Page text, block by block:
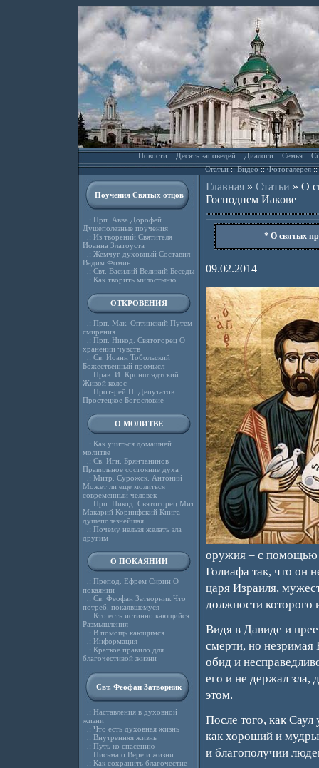
Новости::Десять заповедей::Диалоги::Семья::
Статьи::Видео ::Фотогалерея::
Поучения Святых отцов
.: Прп. Авва Дорофей
Душеполезные поучения
.: Из творений Святителя
Иоанна Златоуста
.: Жемчуг духовный Составил
Вадим Фомин
.: Свт. Василий Великий Беседы
.: Как творить милостыню
ОТКРОВЕНИЯ
.: Прп. Мак. Оптинский Путем
смирения
.: Прп. Никод. Святогорец О
хранении чувств
.: Св. Иоанн Тобольский
Божественный промысл
.: Прав. И. Кронштадтский
Живой колос
.: Прот-рей Н. Депутатов
Простецкое Богословие
О МОЛИТВЕ
.: Как учиться домашней
молитве
.: Св. Игн. Брянчанинов
Правильное состояние духа
.: Митр. Сурожск. Антоний
Может ли еще молиться
современный человек
.: Прп. Никод. Святогорец Мит.
Макарий Коринфский Книга
душеполезнейшая
.: Почему нельзя желать зла
другим
О ПОКАЯНИИ
.: Препод. Ефрем Сирин О
покаянии
.: Св. Феофан Затворник Что
потреб. покаявшемуся
.: Кто есть истинно кающийся.
Размышления
.: В помощь кающимся
.: Информация
.: Краткое правило для
благочестивой жизни
Свт. Феофан Затворник
.: Наставления в духовной
жизни
.: Что есть духовная жизнь
.: Внутренняя жизнь
.: Путь ко спасению
.: Письма о Вере и жизни
.: Как сохранить благочестие
Главная» Статьи » О
Господнем Иакове
* О святых
09.02.2014
оружия – с помощью
Голиафа так, что он
царя Израиля,
должности которого
Видя в Давиде и
смерти, но незримая
обид и
его и не держал зла,
этом.
После того, как
как хороший и
и благополучии